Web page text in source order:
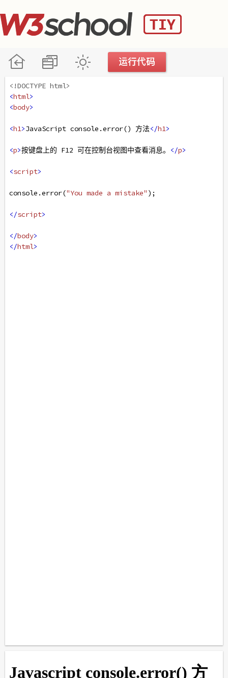
<!DOCTYPE html>
<html>
<body>
<h1>JavaScript console.error() 方法</h1>
<p>按键盘上的 F12 可在控制台视图中查看消息。 </p>
<script>
console .error("You made a mistake" );
</script>
</body>
</html>